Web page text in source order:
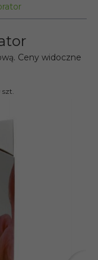
Ceny widoczne
szt.